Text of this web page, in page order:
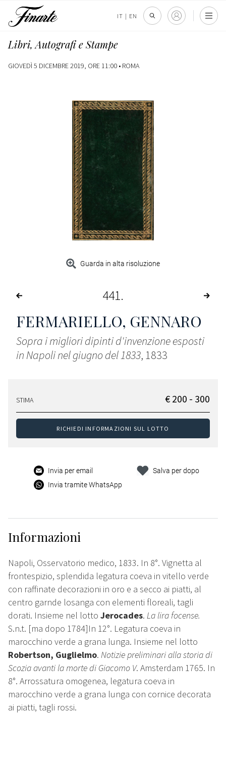
IT | EN
Libri, Autografi e Stampe
GIOVEDÌ 5 DICEMBRE 2019, ORE 11:00 • ROMA
Guarda in alta risoluzione
441
FERMARIELLO, GENNARO
Sopra i migliori dipinti d'invenzione esposti
in Napoli nel giugno del 1833, 1833
STIMA € 200 - 300
RICHIEDI INFORMAZIONI SUL LOTTO
Invia per email
Invia tramite WhatsApp
Salva per dopo
Informazioni
Napoli, Osservatorio medico, 1833. In 8°. Vignetta al
frontespizio, splendida legatura coeva in vitello verde
con raffinate decorazioni in oro e a secco ai piatti, al
centro garnde losanga con elementi floreali, tagli
dorati. Insieme nel lotto Jerocades. La lira focense.
S.n.t. [ma dopo 1784]In 12°. Legatura coeva in
marocchino verde a grana lunga. Insieme nel lotto
Robertson, Guglielmo. Notizie preliminari alla storia di
Scozia avanti la morte di Giacomo V. Amsterdam 1765. In
8°. Arrossatura omogenea, legatura coeva in
marocchino verde a grana lunga con cornice decorata
ai piatti, tagli rossi.